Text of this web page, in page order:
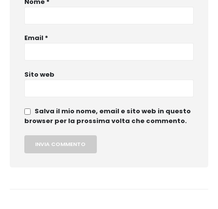
Email *
Sito web
Salva il mio nome, email e sito web in questo
browser per la prossima volta che commento.